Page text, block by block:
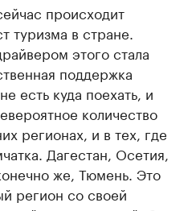
происходит
туризма в стране.
этого стала
поддержка
есть куда поехать, и
количество
регионах, и в тех, где
Дагестан, Осетия,
же, Тюмень. Это
регион со своей